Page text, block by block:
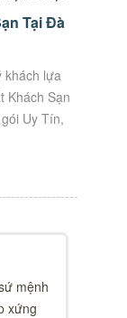
Tại Đà
khách lựa
Khách Sạn
Uy Tín,
mệnh
xứng